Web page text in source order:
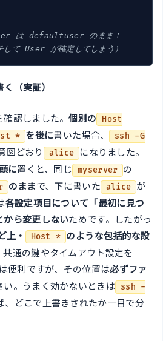
は defaultuser のまま！
て User が確定してしまう）
（実証）
確認しました。個別の
Host
* を後に書いた場合、
ssh -G
図どおり alice
になりました。
に置くと、同じ myserver の
のままで、下に書いた alice
が
各設定項目について「最初に見つ
から変更しないためです。したがっ
上・ Host *
のような包括的な設
共通の鍵やタイムアウト設定を
便利ですが、その位置は必ずファ
い。うまく効かないときは
ssh -
、どこで上書きされたか一目で分